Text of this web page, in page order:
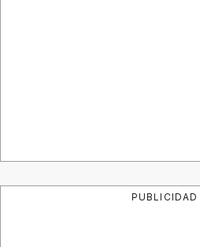
PUBLICIDAD